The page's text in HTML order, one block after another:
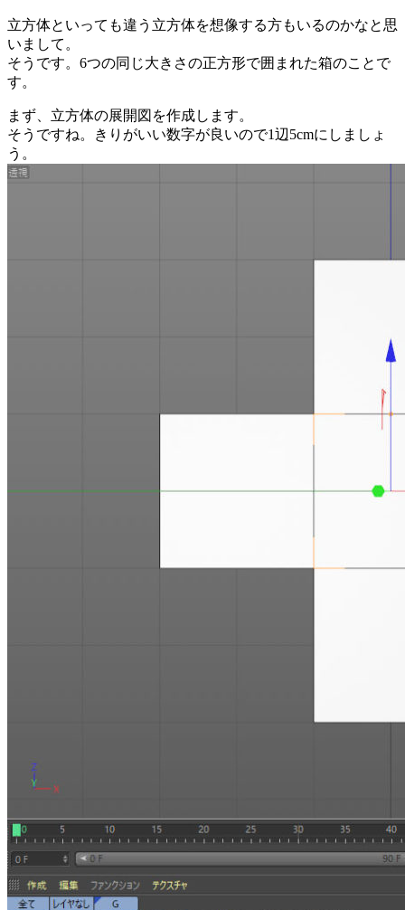
立方体といっても違う立方体を想像する方もいるのかなと思
いまして。
そうです。6つの同じ大きさの正方形で囲まれた箱のことで
す。
まず、立方体の展開図を作成します。
そうですね。きりがいい数字が良いので1辺5cmにしましょ
う。